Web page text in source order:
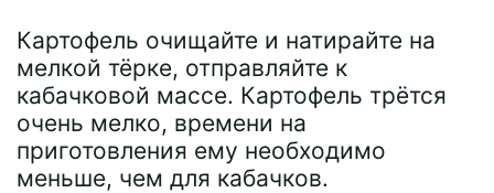
Картофель очищайте и натирайте на
мелкой тёрке, отправляйте к
кабачковой массе. Картофель трётся
очень мелко, времени на
приготовления ему необходимо
меньше, чем для кабачков.